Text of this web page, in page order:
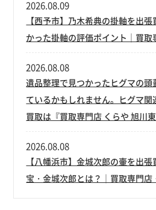
【西予市】乃木希典の掛軸を出
かった掛軸の評価ポイント｜買取
2026.08.09
遺品整理で見つかったヒグマの頭
ているかもしれません。ヒグマ
買取は『買取専門店 くらや 旭川東
2026.08.08
【八幡浜市】金城次郎の壷を出
宝・金城次郎とは？｜買取専門店
2026.08.08